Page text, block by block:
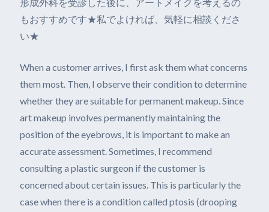
もおすすめです★私でよければ、気軽に相談くださ
い★
When a customer arrives, I first ask them what concerns
them most. Then, I observe their condition to determine
whether they are suitable for permanent makeup. Since
art makeup involves permanently maintaining the
position of the eyebrows, it is important to make an
accurate assessment. Sometimes, I recommend
consulting a plastic surgeon if the customer is
concerned about certain issues. This is particularly the
case when there is a condition called ptosis (drooping